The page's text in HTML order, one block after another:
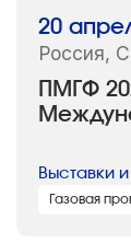
ПМГФ
20
Россия,
Выставки
Газовая